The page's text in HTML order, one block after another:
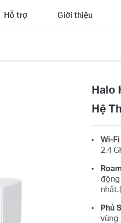
Hỗ trợ Giới thiệu
Halo
Hệ
Wi-
2.4
Phủ
vùng